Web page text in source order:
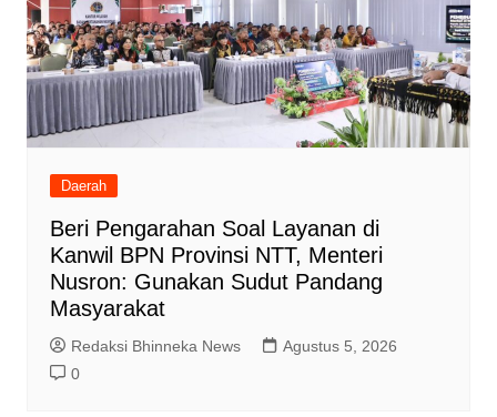
Daerah
Beri Pengarahan Soal Layanan di
Kanwil BPN Provinsi NTT, Menteri
Nusron: Gunakan Sudut Pandang
Masyarakat
Redaksi Bhinneka News
Agustus 5, 2026
0